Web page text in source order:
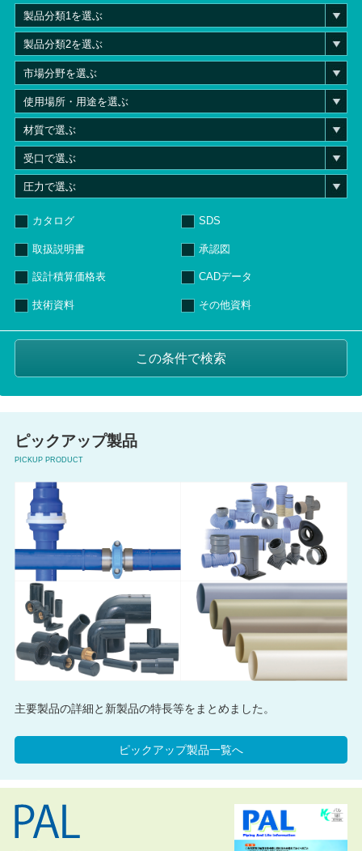
カタログ SDS
取扱説明書 承認図
設計積算価格表 CADデータ
技術資料 その他資料
ピックアップ製品
PICKUP PRODUCT
主要製品の詳細と新製品の特長等をまとめました。
ピックアップ製品一覧へ